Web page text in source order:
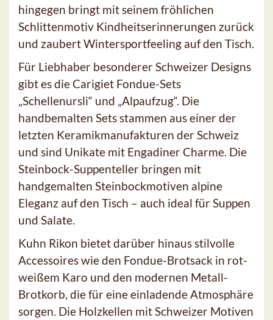
hingegen bringt mit seinem fröhlichen
Schlittenmotiv Kindheitserinnerungen zurück
und zaubert Wintersportfeeling auf den Tisch.
Für Liebhaber besonderer Schweizer Designs
gibt es die Carigiet Fondue-Sets
„Schellenursli“ und „Alpaufzug“. Die
handbemalten Sets stammen aus einer der
letzten Keramikmanufakturen der Schweiz
und sind Unikate mit Engadiner Charme. Die
Steinbock-Suppenteller bringen mit
handgemalten Steinbockmotiven alpine
Eleganz auf den Tisch – auch ideal für Suppen
und Salate.
Kuhn Rikon bietet darüber hinaus stilvolle
Accessoires wie den Fondue-Brotsack in rot-
weißem Karo und den modernen Metall-
Brotkorb, die für eine einladende Atmosphäre
sorgen. Die Holzkellen mit Schweizer Motiven